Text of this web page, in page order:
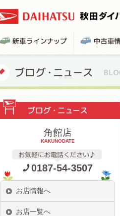
角館店
KAKUNODATE
0187-54-3507
お店情報へ
お店一覧へ